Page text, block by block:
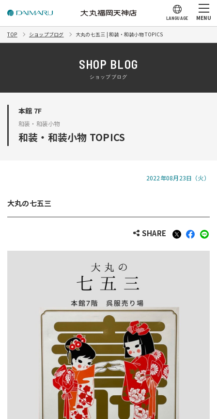
LANGUAGE MENU
TOP ショップブログ 大丸の七五三 | 和装・和装小物 TOPICS
SHOP BLOG
ショップブログ
本館 7F
和装・和装小物
和装・和装小物 TOPICS
2022年08月23日（火）
大丸の七五三
SHARE